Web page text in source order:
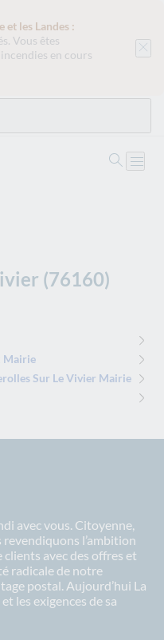
et les Landes :
Vous êtes
en cours
(76160)
Mairie
Sur Le Vivier Mairie
avec vous. Citoyenne,
l’ambition
clients avec des offres et
radicale de notre
postal. Aujourd’hui La
les exigences de sa